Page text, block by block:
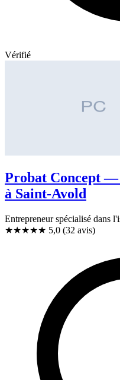
Vérifié
Probat Concept —
à Saint-Avold
Entrepreneur spécialisé dans
★★★★★ 5,0 (32 avis)